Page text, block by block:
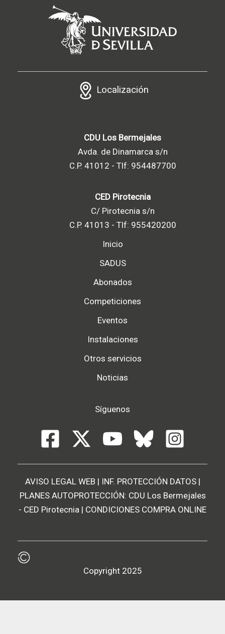
Localización
CDU Los Bermejales
Avda. de Dinamarca s/n
C.P. 41012 - Tlf: 954487700
CED Pirotecnia
C/ Pirotecnia s/n
C.P. 41013 - Tlf: 955420200
Inicio
SADUS
Abonados
Competiciones
Eventos
Instalaciones
Otros servicios
Noticias
Síguenos
AVISO LEGAL WEB | INF. PROTECCIÓN DATOS|
PLANES AUTOPROTECCIÓN: CDU Los Bermejales
- CED Pirotecnia | CONDICIONES COMPRA ONLINE
Copyright 2025